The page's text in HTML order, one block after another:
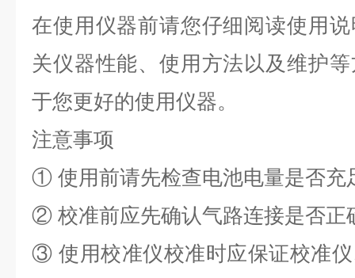
在使用仪器前请您仔细阅读使用
关仪器性能、使用方法以及维护
于您更好的使用仪器。
注意事项
① 使用前请先检查电池电量是否充
② 校准前应先确认气路连接是否正
③ 使用校准仪校准时应保证校准